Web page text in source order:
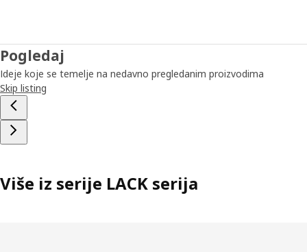
Pogledaj
Ideje koje se temelje na nedavno pregledanim proizvodima
Skip listing
Više iz serije LACK serija